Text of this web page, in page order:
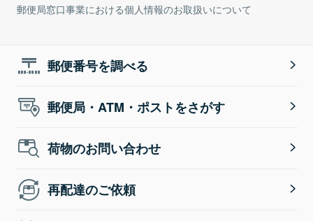
郵便局窓口事業における個人情報のお取扱いについて
郵便番号を調べる
郵便局・ATM・ポストをさがす
荷物のお問い合わせ
再配達のご依頼